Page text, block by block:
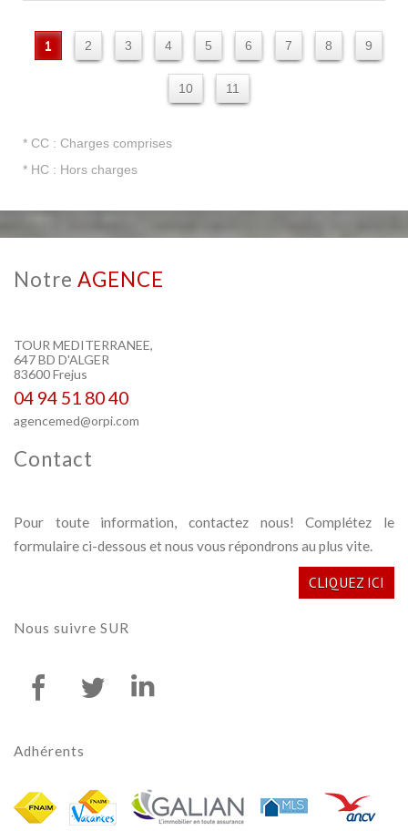
1 2 3 4 5 6 7 8 9
10 11
* CC : Charges comprises
* HC : Hors charges
Notre AGENCE
TOUR MEDITERRANEE,
647 BD D'ALGER
83600 Frejus
04 94 51 80 40
agencemed@orpi.com
Contact
Pour toute information, contactez nous! Complétez le
formulaire ci-dessous et nous vous répondrons au plus vite.
CLIQUEZ ICI
Nous suivre SUR
Adhérents